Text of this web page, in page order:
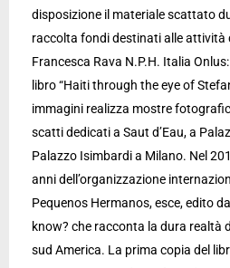
disposizione il materiale scattato
raccolta fondi destinati alle attività
Francesca Rava N.P.H. Italia
libro “Haiti through the eye of
immagini realizza mostre
scatti dedicati a Saut d’Eau, a
Palazzo Isimbardi a Milano. Nel
anni dell’organizzazione
Pequenos Hermanos, esce, edito
know? che racconta la dura realtà
sud America. La prima copia del